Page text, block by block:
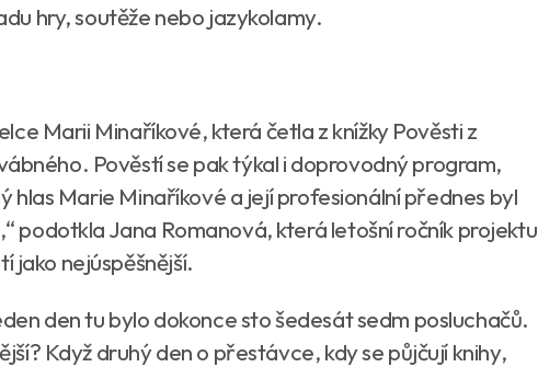
hry, soutěže nebo jazykolamy.
Marii Minaříkové, která četla z knížky Pověsti z
Pověstí se pak týkal i doprovodný program,
hlas Marie Minaříkové a její profesionální přednes byl
podotkla Jana Romanová, která letošní ročník projektu
jako nejúspěšnější.
den tu bylo dokonce sto šedesát sedm posluchačů.
Když druhý den o přestávce, kdy se půjčují knihy,